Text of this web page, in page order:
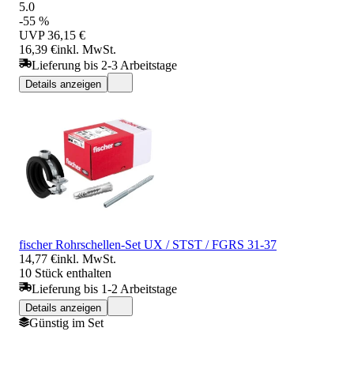
5.0
-55 %
UVP 36,15 €
16,39 €inkl. MwSt.
Lieferung bis 2-3 Arbeitstage
Details anzeigen
fischer Rohrschellen-Set UX / STST / FGRS 31-37
14,77 €inkl. MwSt.
10 Stück enthalten
Lieferung bis 1-2 Arbeitstage
Details anzeigen
Günstig im Set